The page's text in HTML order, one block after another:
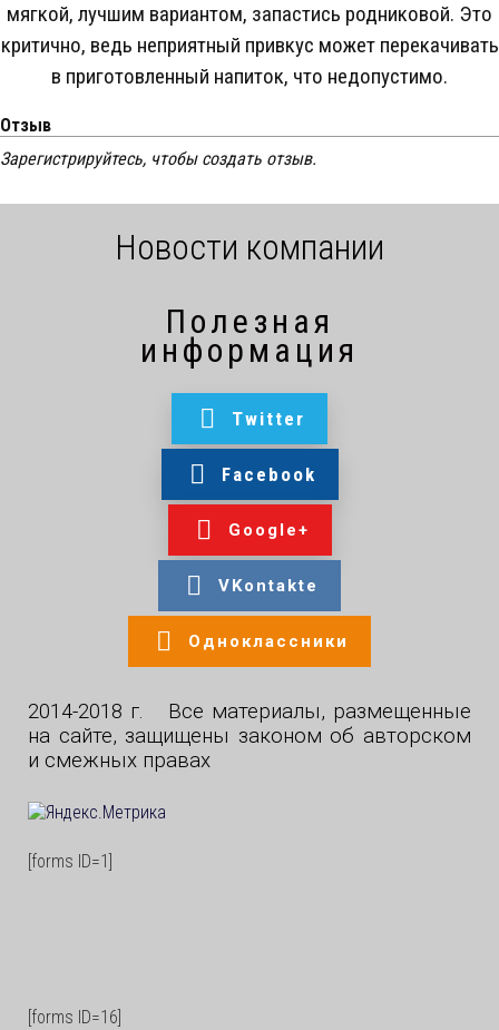
мягкой, лучшим вариантом, запастись родниковой. Это
критично, ведь неприятный привкус может перекачивать
в приготовленный напиток, что недопустимо.
Отзыв
Зарегистрируйтесь, чтобы создать отзыв.
Новости компании
Полезная
информация
Twitter
Facebook
Google+
VKontakte
Одноклассники
2014-2018 г. Все материалы, размещенные
на сайте, защищены законом об авторском
и смежных правах
[forms ID=1]
[forms ID=16]